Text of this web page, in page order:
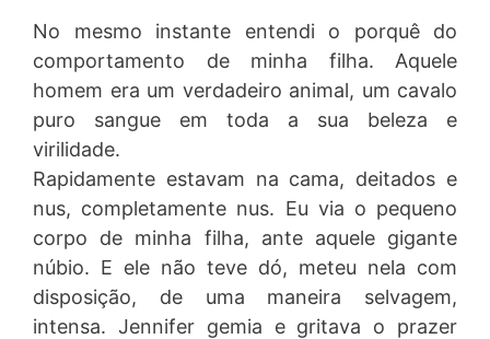
No mesmo instante entendi o porquê do
comportamento de minha filha. Aquele
homem era um verdadeiro animal, um cavalo
puro sangue em toda a sua beleza e
virilidade.
Rapidamente estavam na cama, deitados e
nus, completamente nus. Eu via o pequeno
corpo de minha filha, ante aquele gigante
núbio. E ele não teve dó, meteu nela com
disposição, de uma maneira selvagem,
intensa. Jennifer gemia e gritava o prazer